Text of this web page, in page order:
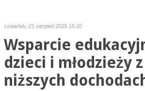
czwartek, 21 sierpień 2025 15:10
Wsparcie
dzieci i młodzieży
niższych